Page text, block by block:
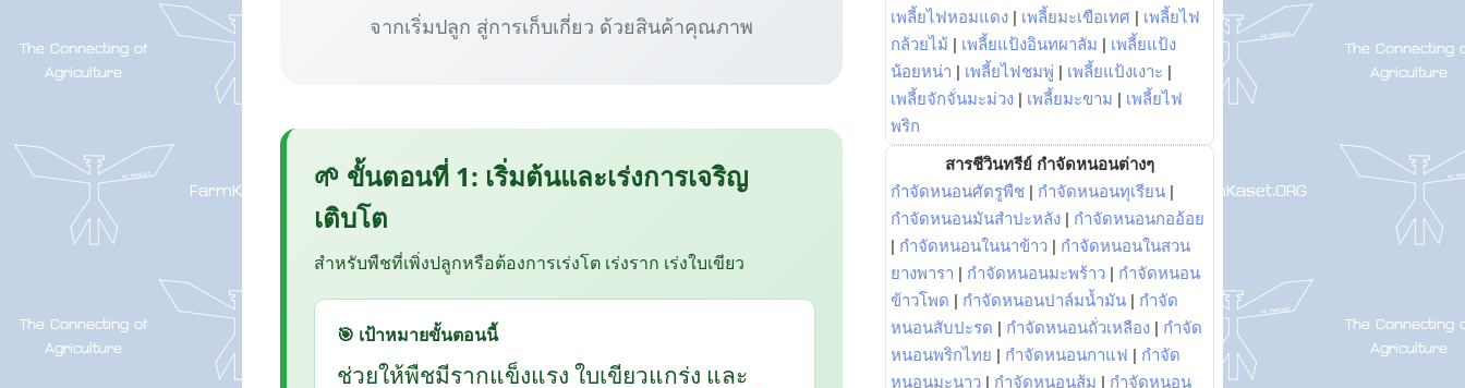
จากเริ่มปลูก สู่การเก็บเกี่ยว ด้วยสินค้าคุณภาพ
🌱 ขั้นตอนที่ 1: เริ่มต้นและเร่งการเจริญ
เติบโต
สำหรับพืชที่เพิ่งปลูกหรือต้องการเร่งโต เร่งราก เร่งใบเขียว
🎯 เป้าหมายขั้นตอนนี้
ช่วยให้พืชมีรากแข็งแรง ใบเขียวแกร่ง และ
เพลี้ยไฟหอมแดง | เพลี้ยมะเขือเทศ | เพลี้ยไฟ
กล้วยไม้ | เพลี้ยแป้งอินทผาลัม | เพลี้ยแป้ง
น้อยหน่า | เพลี้ยไฟชมพู่ | เพลี้ยแป้งเงาะ |
เพลี้ยจักจั่นมะม่วง | เพลี้ยมะขาม | เพลี้ยไฟ
พริก
สารชีวินทรีย์ กำจัดหนอนต่างๆ
กำจัดหนอนศัตรูพืช | กำจัดหนอนทุเรียน |
กำจัดหนอนมันสำปะหลัง | กำจัดหนอนกออ้อย
| กำจัดหนอนในนาข้าว | กำจัดหนอนในสวน
ยางพารา | กำจัดหนอนมะพร้าว | กำจัดหนอน
ข้าวโพด | กำจัดหนอนปาล์มน้ำมัน | กำจัด
หนอนสับปะรด | กำจัดหนอนถั่วเหลือง | กำจัด
หนอนพริกไทย | กำจัดหนอนกาแฟ | กำจัด
หนอนมะนาว | กำจัดหนอนส้ม | กำจัดหนอน